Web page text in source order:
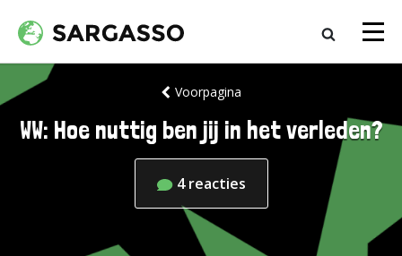
Voorpagina
WW: Hoe nuttig ben jij in het verleden?
4 reacties